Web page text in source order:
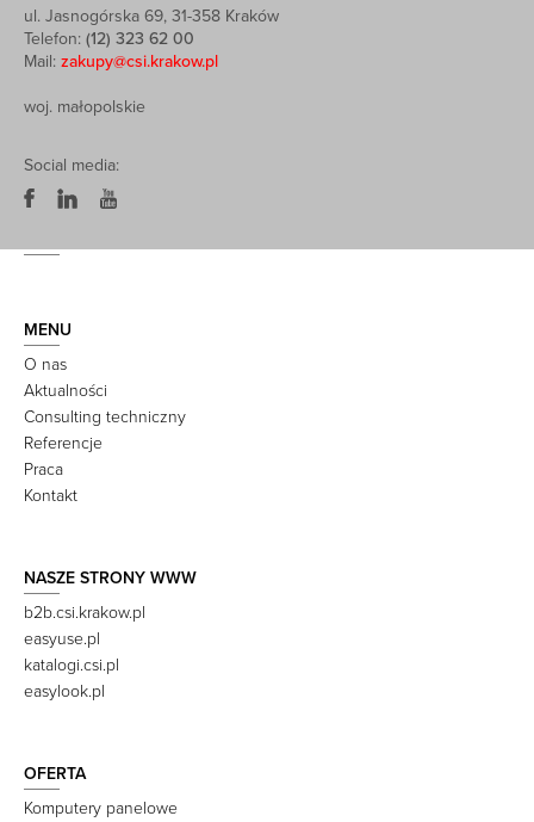
ul. Jasnogórska 69, 31-358 Kraków
Telefon: (12) 323 62 00
Mail: zakupy@csi.krakow.pl
woj. małopolskie
Social media:
MENU
O nas
Aktualności
Consulting techniczny
Referencje
Praca
Kontakt
NASZE STRONY WWW
b2b.csi.krakow.pl
easyuse.pl
katalogi.csi.pl
easylook.pl
OFERTA
Komputery panelowe